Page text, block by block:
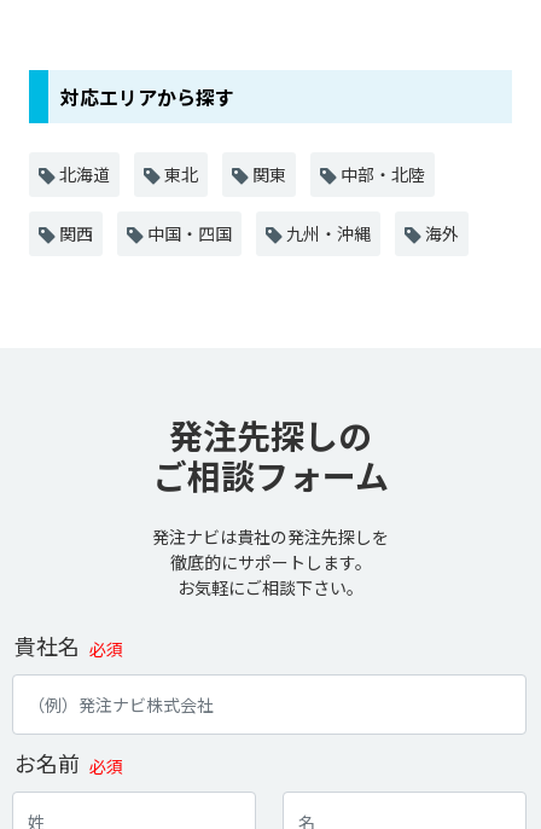
対応エリアから探す
北海道 東北 関東 中部・北陸
関西 中国・四国 九州・沖縄 海外
発注先探しの
ご相談フォーム
発注ナビは貴社の発注先探しを
徹底的にサポートします。
お気軽にご相談下さい。
貴社名 必須
お名前 必須